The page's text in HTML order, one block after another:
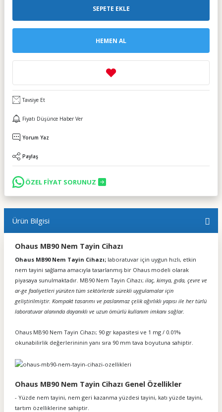
SEPETE EKLE
HEMEN AL
Tavsiye Et
Fiyatı Düşünce Haber Ver
Yorum Yaz
Paylaş
ÖZEL FİYAT SORUNUZ
Ürün Bilgisi
Ohaus MB90 Nem Tayin Cihazı
Ohaus MB90 Nem Tayin Cihazı; laboratuvar için uygun hızlı, etkin
nem tayini sağlama amacıyla tasarlanmış bir Ohaus modeli olarak
piyasaya sunulmaktadır. MB90 Nem Tayin Cihazı; ilaç, kimya, gıda, çevre ve
ar-ge faaliyetleri yürüten tüm sektörlerde sürekli uygulamalar için
geliştirilmiştir. Kompakt tasarımı ve paslanmaz çelik ağırlıklı yapısı ile her türlü
laboratuvar alanında dayanıklı ve uzun ömürlü kullanım imkanı sağlar.
Ohaus MB90 Nem Tayin Cihazı; 90 gr kapasitesi ve 1 mg / 0.01%
okunabilirlik değerlerininin yanı sıra 90 mm tava boyutuna sahiptir.
Ohaus MB90 Nem Tayin Cihazı Genel Özellikler
- Yüzde nem tayini, nem geri kazanma yüzdesi tayini, katı yüzde tayini,
tartım özelliklerine sahiptir.